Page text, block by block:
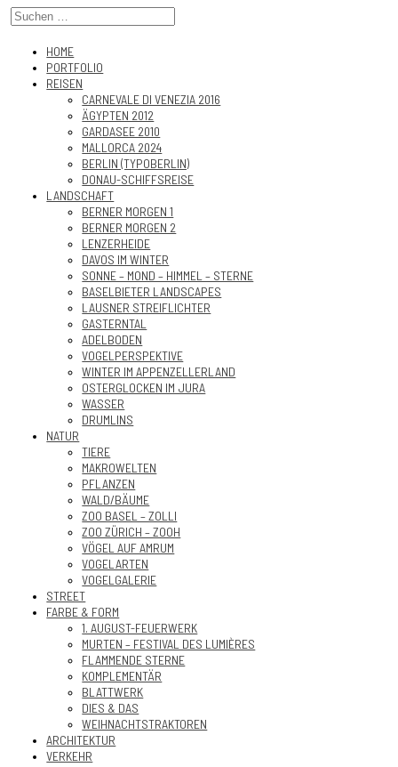
HOME
PORTFOLIO
REISEN
CARNEVALE DI VENEZIA 2016
ÄGYPTEN 2012
GARDASEE 2010
MALLORCA 2024
BERLIN (TYPOBERLIN)
DONAU-SCHIFFSREISE
LANDSCHAFT
BERNER MORGEN 1
BERNER MORGEN 2
LENZERHEIDE
DAVOS IM WINTER
SONNE – MOND – HIMMEL – STERNE
BASELBIETER LANDSCAPES
LAUSNER STREIFLICHTER
GASTERNTAL
ADELBODEN
VOGELPERSPEKTIVE
WINTER IM APPENZELLERLAND
OSTERGLOCKEN IM JURA
WASSER
DRUMLINS
NATUR
TIERE
MAKROWELTEN
PFLANZEN
WALD/BÄUME
ZOO BASEL – ZOLLI
ZOO ZÜRICH – ZOOH
VÖGEL AUF AMRUM
VOGELARTEN
VOGELGALERIE
STREET
FARBE & FORM
1. AUGUST-FEUERWERK
MURTEN – FESTIVAL DES LUMIÈRES
FLAMMENDE STERNE
KOMPLEMENTÄR
BLATTWERK
DIES & DAS
WEIHNACHTSTRAKTOREN
ARCHITEKTUR
VERKEHR